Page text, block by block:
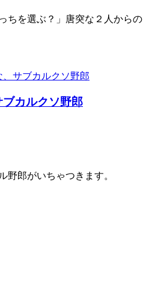
ちを選ぶ？」唐突な２人からの
カルクソ野郎
野郎がいちゃつきます。